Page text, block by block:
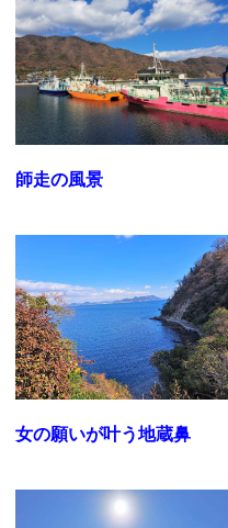
師走の風景
女の願いが叶う地蔵鼻